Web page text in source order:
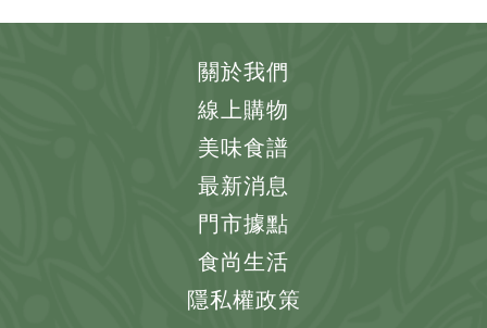
關於我們
線上購物
美味食譜
最新消息
門市據點
食尚生活
隱私權政策